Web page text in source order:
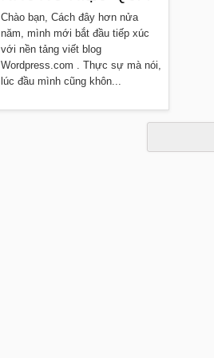
Chào bạn, Cách đây hơn nửa
năm, mình mới bắt đầu tiếp xúc
với nền tảng viết blog
Wordpress.com . Thực sự mà nói,
lúc đầu mình cũng khôn...